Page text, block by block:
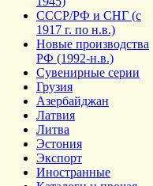
СССР/РФ и СНГ (с
1917 г. по н.в.)
Новые производства
РФ (1992-н.в.)
Сувенирные серии
Грузия
Азербайджан
Латвия
Литва
Эстония
Экспорт
Иностранные